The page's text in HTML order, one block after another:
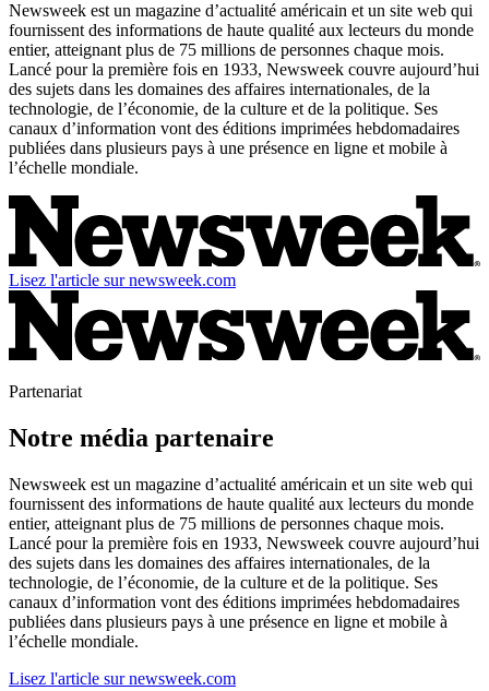
Newsweek est un magazine d’actualité américain et un site web qui
fournissent des informations de haute qualité aux lecteurs du monde
entier, atteignant plus de 75 millions de personnes chaque mois.
Lancé pour la première fois en 1933, Newsweek couvre aujourd’hui
des sujets dans les domaines des affaires internationales, de la
technologie, de l’économie, de la culture et de la politique. Ses
canaux d’information vont des éditions imprimées hebdomadaires
publiées dans plusieurs pays à une présence en ligne et mobile à
l’échelle mondiale.
Lisez l'article sur newsweek.com
Partenariat
Notre média partenaire
Newsweek est un magazine d’actualité américain et un site web qui
fournissent des informations de haute qualité aux lecteurs du monde
entier, atteignant plus de 75 millions de personnes chaque mois.
Lancé pour la première fois en 1933, Newsweek couvre aujourd’hui
des sujets dans les domaines des affaires internationales, de la
technologie, de l’économie, de la culture et de la politique. Ses
canaux d’information vont des éditions imprimées hebdomadaires
publiées dans plusieurs pays à une présence en ligne et mobile à
l’échelle mondiale.
Lisez l'article sur newsweek.com